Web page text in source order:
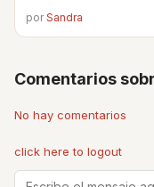
porSandra
Comentarios
No hay comentarios
click here to logout